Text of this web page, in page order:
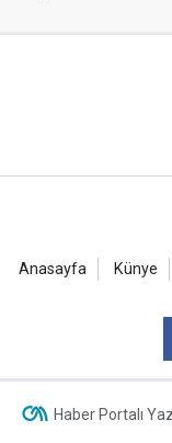
Anasayfa Künye
Haber Portalı